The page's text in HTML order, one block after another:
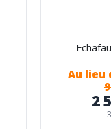
Au lieu
2